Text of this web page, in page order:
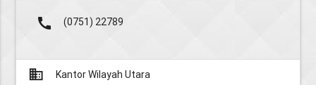
call (0751) 22789
business Kantor Wilayah Utara